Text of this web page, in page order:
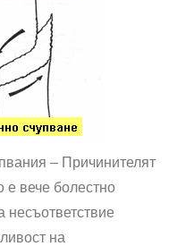
– Причинителят
е вече болестно
несъответствие
на